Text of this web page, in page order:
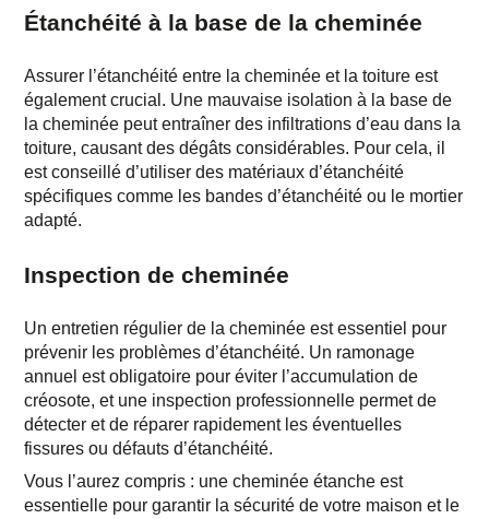
Étanchéité à la base de la cheminée
Assurer l’étanchéité entre la cheminée et la toiture est
également crucial. Une mauvaise isolation à la base de
la cheminée peut entraîner des infiltrations d’eau dans la
toiture, causant des dégâts considérables. Pour cela, il
est conseillé d’utiliser des matériaux d’étanchéité
spécifiques comme les bandes d’étanchéité ou le mortier
adapté.
Inspection de cheminée
Un entretien régulier de la cheminée est essentiel pour
prévenir les problèmes d’étanchéité. Un ramonage
annuel est obligatoire pour éviter l’accumulation de
créosote, et une inspection professionnelle permet de
détecter et de réparer rapidement les éventuelles
fissures ou défauts d’étanchéité.
Vous l’aurez compris : unecheminée étanche est
essentielle pour garantir la sécurité de votre maison et le